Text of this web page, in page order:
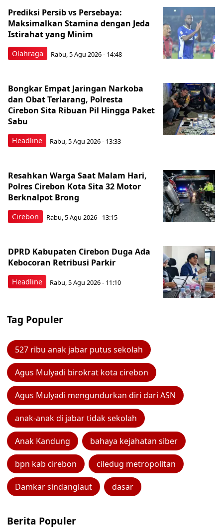
Olahraga
Prediksi Persib vs Persebaya:
Maksimalkan Stamina dengan Jeda
Istirahat yang Minim
Rabu, 5 Agu 2026 - 14:48
Headline
Bongkar Empat Jaringan Narkoba
dan Obat Terlarang, Polresta
Cirebon Sita Ribuan Pil Hingga Paket
Sabu
Rabu, 5 Agu 2026 - 13:33
Cirebon
Resahkan Warga Saat Malam Hari,
Polres Cirebon Kota Sita 32 Motor
Berknalpot Brong
Rabu, 5 Agu 2026 - 13:15
Headline
DPRD Kabupaten Cirebon Duga Ada
Kebocoran Retribusi Parkir
Rabu, 5 Agu 2026 - 11:10
Tag Populer
527 ribu anak jabar putus sekolah
Agus Mulyadi birokrat kota cirebon
Agus Mulyadi mengundurkan diri dari ASN
anak-anak di jabar tidak sekolah
Anak Kandung bahaya kejahatan siber
bpn kab cirebon ciledug metropolitan
Damkar sindanglaut dasar
Berita Populer